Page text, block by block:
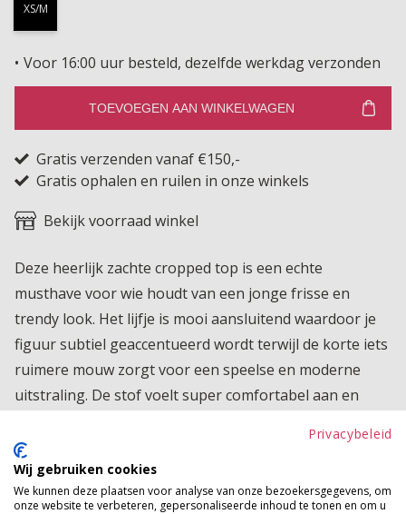
XS/M
Voor 16:00 uur besteld, dezelfde werkdag verzonden
TOEVOEGEN AAN WINKELWAGEN
Gratis verzenden vanaf €150,-
Gratis ophalen en ruilen in onze winkels
Bekijk voorraad winkel
Deze heerlijk zachte cropped top is een echte
musthave voor wie houdt van een jonge frisse en
trendy look. Het lijfje is mooi aansluitend waardoor je
figuur subtiel geaccentueerd wordt terwijl de korte iets
ruimere mouw zorgt voor een speelse en moderne
uitstraling. De stof voelt super comfortabel aan en
Draag hem op een high waist broek of rok voor een
stijlvolle en moeiteloze outfit die met gemak zowel
casual als fashionable is. Een top die je gegarandeerd
Privacybeleid
Wij gebruiken cookies
We kunnen deze plaatsen voor analyse van onze bezoekersgegevens, om
onze website te verbeteren, gepersonaliseerde inhoud te tonen en om u